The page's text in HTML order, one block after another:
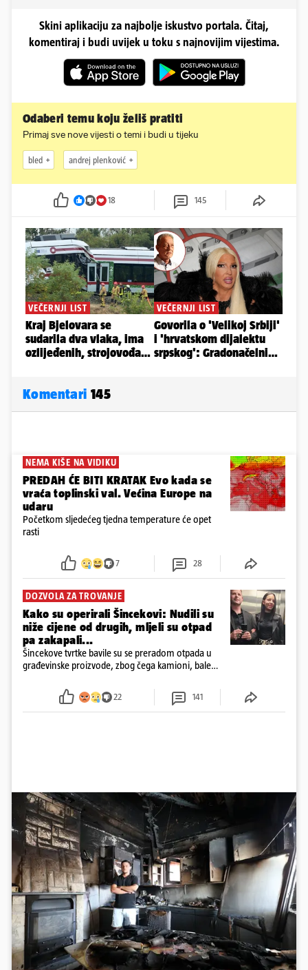
Skini aplikaciju za najbolje iskustvo portala. Čitaj,
komentiraj i budi uvijek u toku s najnovijim vijestima.
Odaberi temu koju želiš pratiti
Primaj sve nove vijesti o temi i budi u tijeku
bled andrej plenković
18 145
Komentari 145
NEMA KIŠE NA VIDIKU
PREDAH ĆE BITI KRATAK Evo kada se
vraća toplinski val. Većina Europe na
udaru
Početkom sljedećeg tjedna temperature će opet
rasti
7 28
DOZVOLA ZA TROVANJE
Kako su operirali Šincekovi: Nudili su
niže cijene od drugih, mljeli su otpad
pa zakapali...
Šincekove tvrtke bavile su se preradom otpada u
građevinske proizvode, zbog čega kamioni, bale
22 141